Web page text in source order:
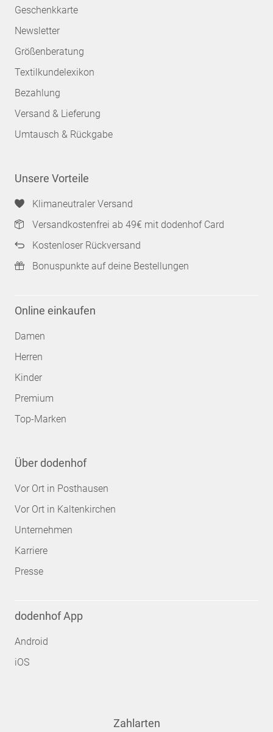
Geschenkkarte
Newsletter
Größenberatung
Textilkundelexikon
Bezahlung
Versand & Lieferung
Umtausch & Rückgabe
Unsere Vorteile
Klimaneutraler Versand
Versandkostenfrei ab 49€ mit dodenhof Card
Kostenloser Rückversand
Bonuspunkte auf deine Bestellungen
Online einkaufen
Damen
Herren
Kinder
Premium
Top-Marken
Über dodenhof
Vor Ort in Posthausen
Vor Ort in Kaltenkirchen
Unternehmen
Karriere
Presse
dodenhof App
Android
iOS
Zahlarten